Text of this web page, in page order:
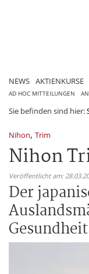
NEWS AKTIENKURSE
AD HOC MITTEILUNGEN
Sie befinden sind hier:
Nihon, Trim
Nihon
Veröffentlicht am:
Der